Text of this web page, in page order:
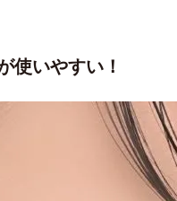
使いやすい！